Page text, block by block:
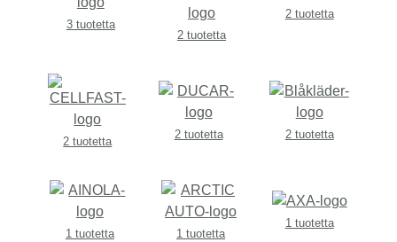
3 tuotetta
2 tuotetta
2 tuotetta
2 tuotetta
2 tuotetta 2 tuotetta
1 tuotetta 1 tuotetta
1 tuotetta